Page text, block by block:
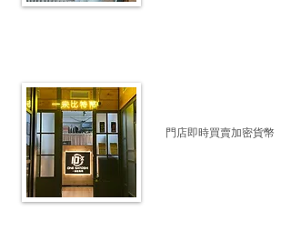
門店即時買賣加密貨幣